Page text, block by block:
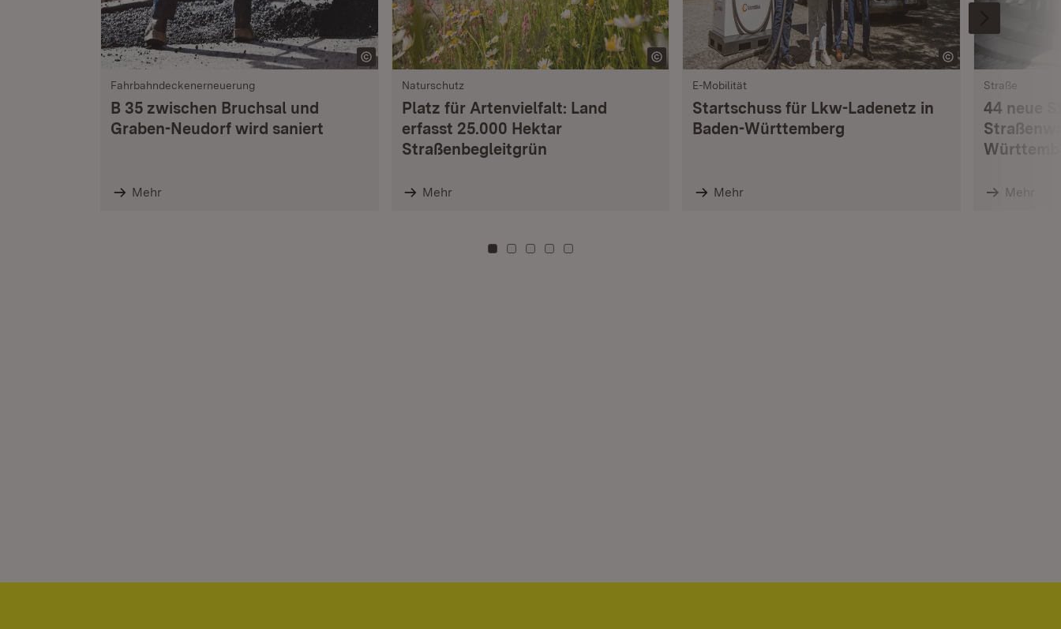
Fahrbahndeckenerneuerung
B 35 zwischen Bruchsal und
Graben-Neudorf wird saniert
Mehr
Naturschutz
Platz für Artenvielfalt: Land
erfasst 25.000 Hektar
Straßenbegleitgrün
Mehr
E-Mobilität
Startschuss für Lkw-Ladenetz in
Baden-Württemberg
Mehr
Straße
44 neue
Mehr
Zu Kachel: 0
Zu Kachel: 3
Zu Kachel: 6
Zu Kachel: 9
Zu Kachel: 12